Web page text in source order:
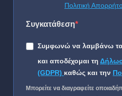
Πολιτική
Συγκατάθεση
Συμφωνώ να λαμβάνω τα
και αποδέχομαι τη
(GDPR) καθώς και την
Μπορείτε να διαγραφείτε